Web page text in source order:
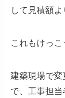
して見積額
これもけっこ
建築現場で
で、工事担